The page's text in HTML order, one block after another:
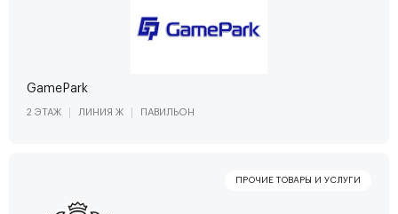
GamePark
2 ЭТАЖ ЛИНИЯ Ж ПАВИЛЬОН